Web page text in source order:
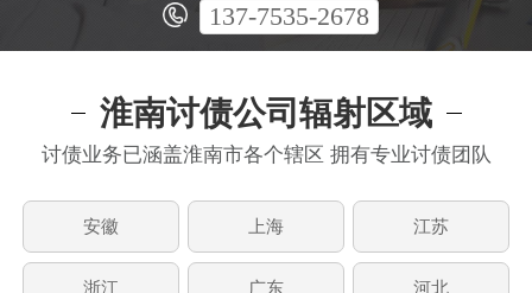
137-7535-2678
淮南讨债公司辐射区域
讨债业务已涵盖淮南市各个辖区 拥有专业讨债团队
安徽 上海 江苏
浙江 广东 河北